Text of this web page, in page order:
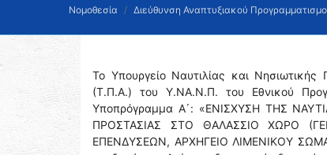
Νομοθεσία Διεύθυνση Αναπτυξιακού
Το Υπουργείο Ναυτιλίας και
(Τ.Π.Α.) του Υ.ΝΑ.Ν.Π. του Εθνικού
Υποπρόγραμμα Α ́: «ΕΝΙΣΧΥΣΗ ΤΗΣ
ΠΡΟΣΤΑΣΙΑΣ ΣΤΟ ΘΑΛΑΣΣΙΟ ΧΩΡΟ
ΕΠΕΝΔΥΣΕΩΝ, ΑΡΧΗΓΕΙΟ ΛΙΜΕΝΙΚΟΥ